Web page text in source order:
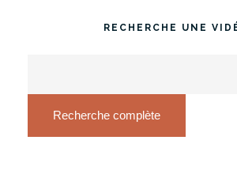
RECHERCHE UNE
Recherche complète